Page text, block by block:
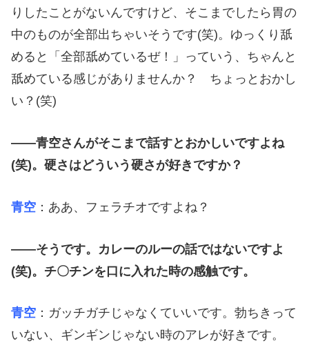
りしたことがないんですけど、そこまでしたら胃の
中のものが全部出ちゃいそうです(笑)。ゆっくり舐
めると「全部舐めているぜ！」っていう、ちゃんと
舐めている感じがありませんか？ ちょっとおかし
い？(笑)
――青空さんがそこまで話すとおかしいですよね
(笑)。硬さはどういう硬さが好きですか？
青空 ：ああ、フェラチオですよね？
――そうです。カレーのルーの話ではないですよ
(笑)。チ〇チンを口に入れた時の感触です。
青空 ：ガッチガチじゃなくていいです。勃ちきって
いない、ギンギンじゃない時のアレが好きです。